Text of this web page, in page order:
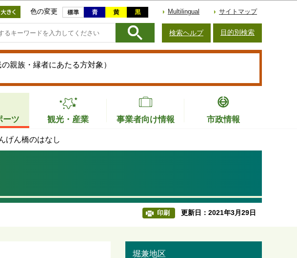
動
色の変更 Multilingual サイトマップ
検索ヘルプ 目的別検索
親族・縁者にあたる方対象）
ーツ 観光・産業 事業者向け情報 市政情報
げん橋のはなし
印刷 更新日：2021年3月29日
堀兼地区